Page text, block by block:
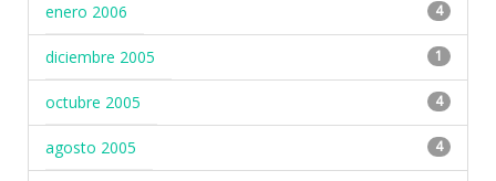
enero 2006 4
diciembre 2005 1
octubre 2005 4
agosto 2005 4